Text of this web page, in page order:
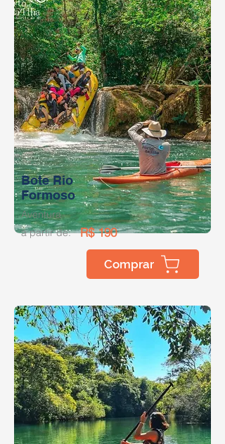
Bote Rio
Formoso
Aventura
Comprar
a partir de: R$ 190